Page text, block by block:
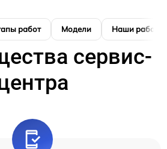
работ Модели Наши работы
сервис-